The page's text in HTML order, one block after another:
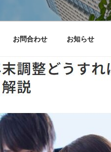
お問合わせ お知らせ